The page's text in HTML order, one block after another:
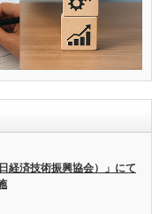
経済技術振興協会）」にて